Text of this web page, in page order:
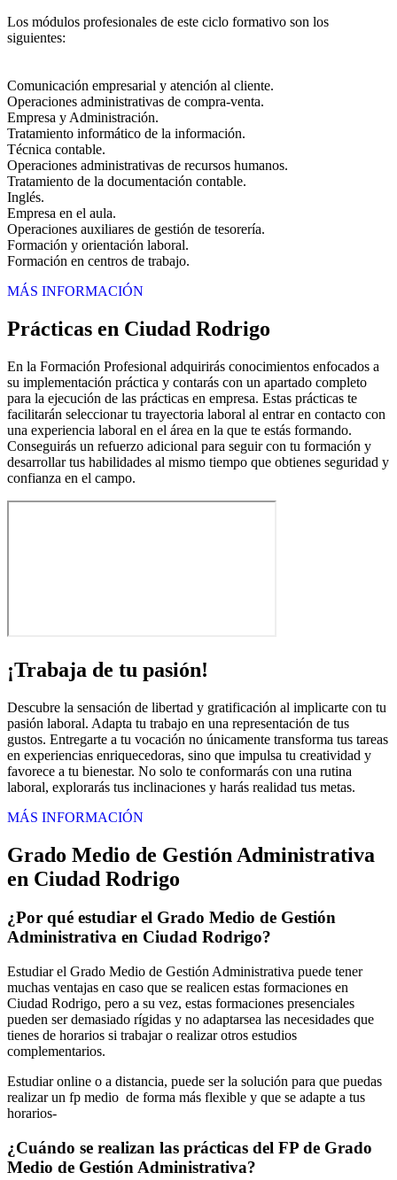
Los módulos profesionales de este ciclo formativo son los
siguientes:
Comunicación empresarial y atención al cliente.
Operaciones administrativas de compra-venta.
Empresa y Administración.
Tratamiento informático de la información.
Técnica contable.
Operaciones administrativas de recursos humanos.
Tratamiento de la documentación contable.
Inglés.
Empresa en el aula.
Operaciones auxiliares de gestión de tesorería.
Formación y orientación laboral.
Formación en centros de trabajo.
MÁS INFORMACIÓN
Prácticas en Ciudad Rodrigo
En la Formación Profesional adquirirás conocimientos enfocados a
su implementación práctica y contarás con un apartado completo
para la ejecución de las prácticas en empresa. Estas prácticas te
facilitarán seleccionar tu trayectoria laboral al entrar en contacto con
una experiencia laboral en el área en la que te estás formando.
Conseguirás un refuerzo adicional para seguir con tu formación y
desarrollar tus habilidades al mismo tiempo que obtienes seguridad y
confianza en el campo.
¡Trabaja de tu pasión!
Descubre la sensación de libertad y gratificación al implicarte con tu
pasión laboral. Adapta tu trabajo en una representación de tus
gustos. Entregarte a tu vocación no únicamente transforma tus tareas
en experiencias enriquecedoras, sino que impulsa tu creatividad y
favorece a tu bienestar. No solo te conformarás con una rutina
laboral, explorarás tus inclinaciones y harás realidad tus metas.
MÁS INFORMACIÓN
Grado Medio de Gestión Administrativa
en Ciudad Rodrigo
¿Por qué estudiar el Grado Medio de Gestión
Administrativa en Ciudad Rodrigo?
Estudiar el Grado Medio de Gestión Administrativa puede tener
muchas ventajas en caso que se realicen estas formaciones en
Ciudad Rodrigo, pero a su vez, estas formaciones presenciales
pueden ser demasiado rígidas y no adaptarsea las necesidades que
tienes de horarios si trabajar o realizar otros estudios
complementarios.
Estudiar online o a distancia, puede ser la solución para que puedas
realizar un fp medio de forma más flexible y que se adapte a tus
horarios-
¿Cuándo se realizan las prácticas del FP de Grado
Medio de Gestión Administrativa?